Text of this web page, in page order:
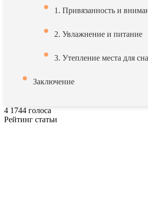
1. Привязанность и
2. Увлажнение и питание
3. Утепление места для сна
Заключение
4 1744 голоса
Рейтинг статьи